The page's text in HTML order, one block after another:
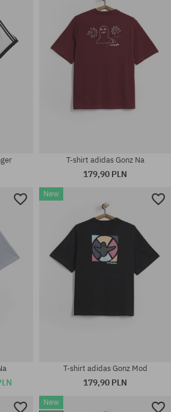
Dostępne rozmiary:
M; L; XL
Dostępne rozmiary:
M; L; XL
T-shirt adidas Gonz Na
179,90 PLN
New
T-shirt adidas Gonz Mod
179,90 PLN
New